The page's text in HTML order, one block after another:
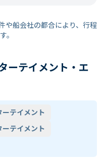
や船会社の都合により、行程
。
ーテイメント・エ
ーテイメント
ーテイメント